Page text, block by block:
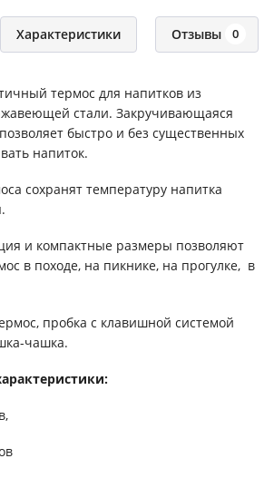
Характеристики Отзывы 0
термос для напитков из
стали. Закручивающаяся
быстро и без существенных
напиток.
сохранят температуру напитка
и компактные размеры позволяют
в походе, на пикнике, на прогулке, в
пробка с клавишной системой
чашка.